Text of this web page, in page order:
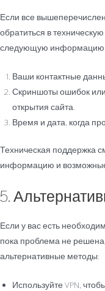
Если все
обратиться в
следующую информацию
Ваши контактные
Скриншоты ошибок
открытия сайта.
Время и дата, когда
Техническая поддержка
информацию и
5.
Если у вас есть
пока проблема не
альтернативные методы:
Используйте VPN,